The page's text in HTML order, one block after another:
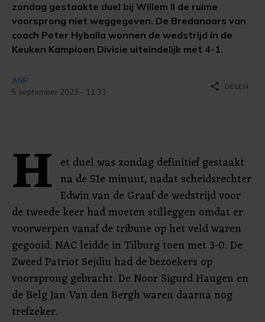
zondag gestaakte duel bij Willem II de ruime
voorsprong niet weggegeven. De Bredanaars van
coach Peter Hyballa wonnen de wedstrijd in de
Keuken Kampioen Divisie uiteindelijk met 4-1.
ANP
5 september 2023 - 11:31
share DELEN
H et duel was zondag definitief gestaakt
na de 51e minuut, nadat scheidsrechter
Edwin van de Graaf de wedstrijd voor
de tweede keer had moeten stilleggen omdat er
voorwerpen vanaf de tribune op het veld waren
gegooid. NAC leidde in Tilburg toen met 3-0. De
Zweed Patriot Sejdiu had de bezoekers op
voorsprong gebracht. De Noor Sigurd Haugen en
de Belg Jan Van den Bergh waren daarna nog
trefzeker.